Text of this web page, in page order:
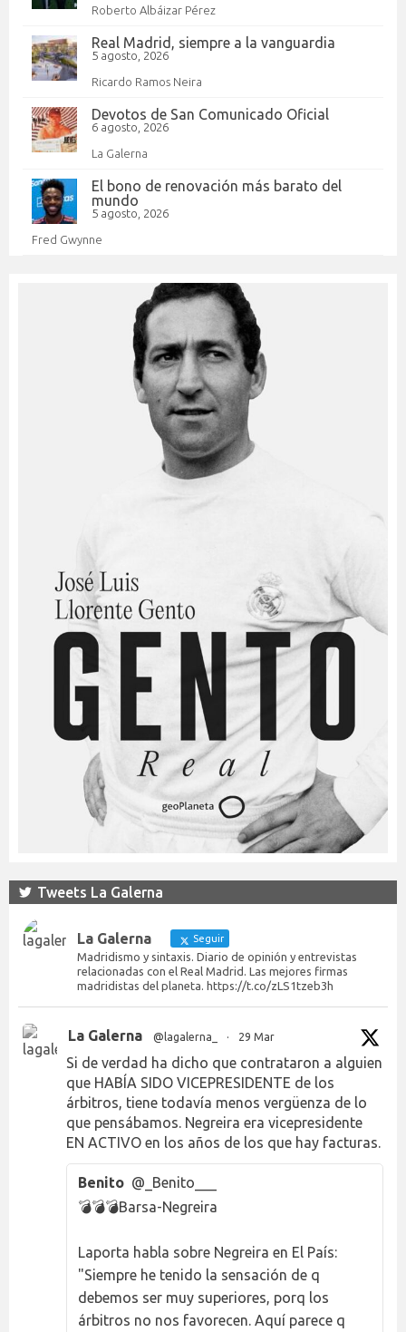
Roberto Albáizar Pérez
Real Madrid, siempre a la vanguardia
5 agosto, 2026
Ricardo Ramos Neira
Devotos de San Comunicado Oficial
6 agosto, 2026
La Galerna
El bono de renovación más barato del
mundo
5 agosto, 2026
Fred Gwynne
Tweets La Galerna
La Galerna Seguir
Madridismo y sintaxis. Diario de opinión y entrevistas
relacionadas con el Real Madrid. Las mejores firmas
madridistas del planeta. https://t.co/zLS1tzeb3h
La Galerna @lagalerna_ · 29 Mar
Si de verdad ha dicho que contrataron a alguien
que HABÍA SIDO VICEPRESIDENTE de los
árbitros, tiene todavía menos vergüenza de lo
que pensábamos. Negreira era vicepresidente
EN ACTIVO en los años de los que hay facturas.
Benito @_Benito___
💣💣💣Barsa-Negreira
Laporta habla sobre Negreira en El País:
"Siempre he tenido la sensación de q
debemos ser muy superiores, porq los
árbitros no nos favorecen. Aquí parece q